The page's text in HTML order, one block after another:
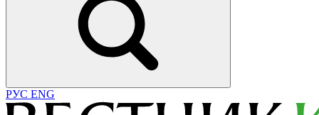
РУС ENG